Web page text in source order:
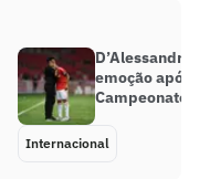
emoção após
Campeonato
Internacional